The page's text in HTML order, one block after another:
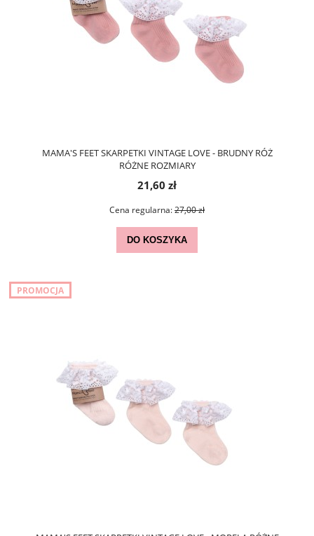
MAMA'S FEET SKARPETKI VINTAGE LOVE - BRUDNY RÓŻ
RÓŻNE ROZMIARY
21,60 zł
Cena regularna:27,00 zł
DO KOSZYKA
PROMOCJA